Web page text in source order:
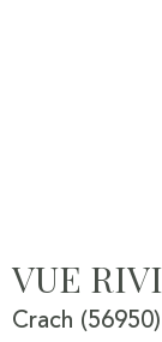
VUE
Crach (56950)